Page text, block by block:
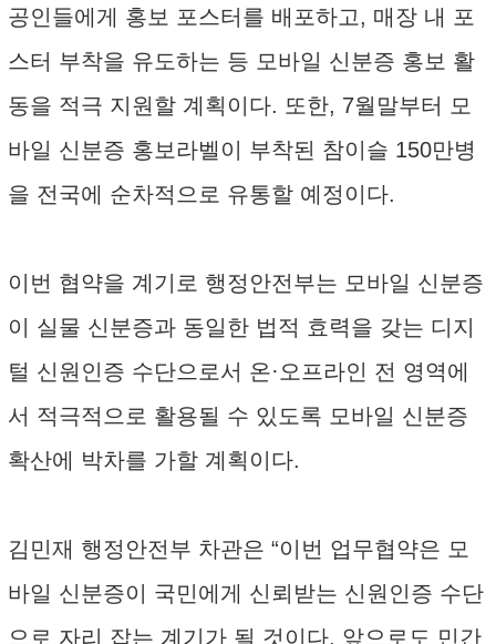
공인들에게 홍보 포스터를 배포하고, 매장 내 포
스터 부착을 유도하는 등 모바일 신분증 홍보 활
동을 적극 지원할 계획이다. 또한, 7월말부터 모
바일 신분증 홍보라벨이 부착된 참이슬 150만병
을 전국에 순차적으로 유통할 예정이다.
이번 협약을 계기로 행정안전부는 모바일 신분증
이 실물 신분증과 동일한 법적 효력을 갖는 디지
털 신원인증 수단으로서 온·오프라인 전 영역에
서 적극적으로 활용될 수 있도록 모바일 신분증
확산에 박차를 가할 계획이다.
김민재 행정안전부 차관은 “이번 업무협약은 모
바일 신분증이 국민에게 신뢰받는 신원인증 수단
으로 자리 잡는 계기가 될 것이다. 앞으로도 민간